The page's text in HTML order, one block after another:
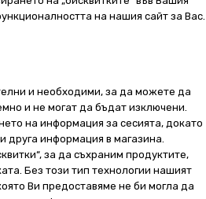
на нашия сайт за Вас.
и необходими, за да можете да
и не могат да бъдат изключени.
на информация за сесията, докато
друга информация в магазина.
за да съхраним продуктите,
Без този тип технологии нашият
Ви предоставяме не би могла да